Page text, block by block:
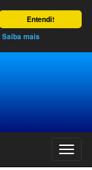
Entendi!
Saiba mais